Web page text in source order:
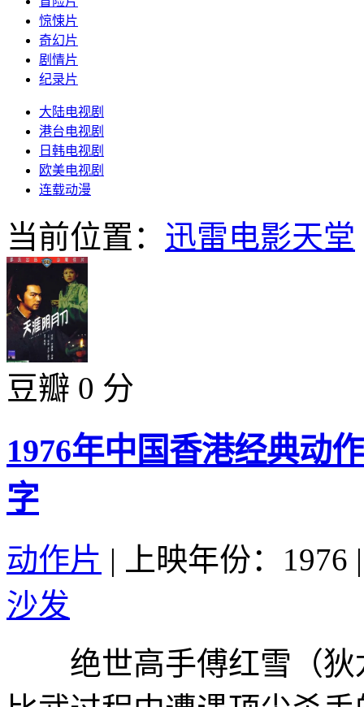
惊悚片
奇幻片
剧情片
纪录片
大陆电视剧
港台电视剧
日韩电视剧
欧美电视剧
连载动漫
当前位置： 迅雷电影天堂
豆瓣 0 分
1976年中国香港经典动
字
动作片 | 上映年份：1976 |
沙发
绝世高手傅红雪（狄